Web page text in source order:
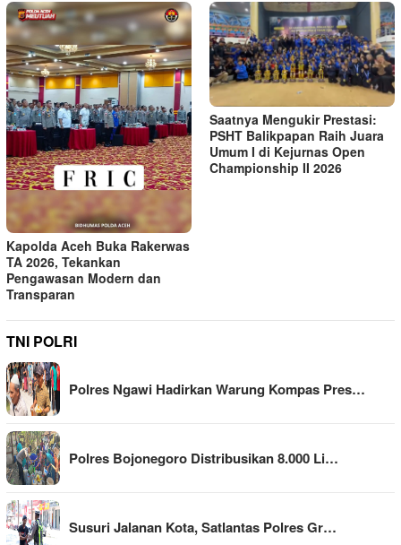
Kapolda Aceh Buka Rakerwas
TA 2026, Tekankan
Pengawasan Modern dan
Transparan
Saatnya Mengukir Prestasi:
PSHT Balikpapan Raih Juara
Umum I di Kejurnas Open
Championship II 2026
TNI POLRI
Polres Ngawi Hadirkan Warung Kompas Pres…
Polres Bojonegoro Distribusikan 8.000 Li…
Susuri Jalanan Kota, Satlantas Polres Gr…